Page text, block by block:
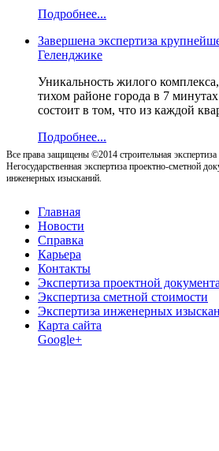
Подробнее...
Завершена экспертиза
Геленджике
Уникальность жилого
тихом районе города в 7
состоит в том, что из каждой
Подробнее...
Все права защищены ©2014 строительная экспертиза
Негосударственная экспертиза проектно-сметной
инженерных изысканий.
Главная
Новости
Справка
Карьера
Контакты
Экспертиза проектной
Экспертиза сметной стоимости
Экспертиза инженерных
Карта сайта
Google+